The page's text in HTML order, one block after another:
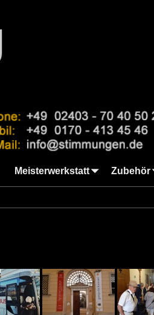
Meisterwerkstatt Zubehör